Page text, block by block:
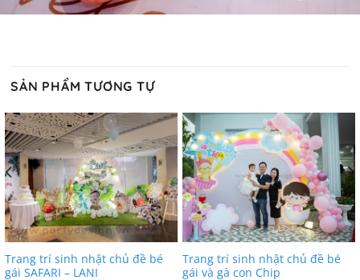
SẢN PHẨM TƯƠNG TỰ
Trang trí sinh nhật chủ đề bé
gái SAFARI – LANI
Trang trí sinh nhật chủ đề bé
gái và gà con Chip